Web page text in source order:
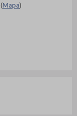
(Mapa)